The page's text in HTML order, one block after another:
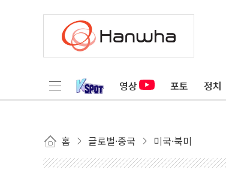
영상 포토 정치
홈 글로벌·중국 미국·북미